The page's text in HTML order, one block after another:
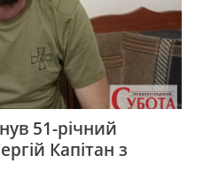
51-річний
Капітан з